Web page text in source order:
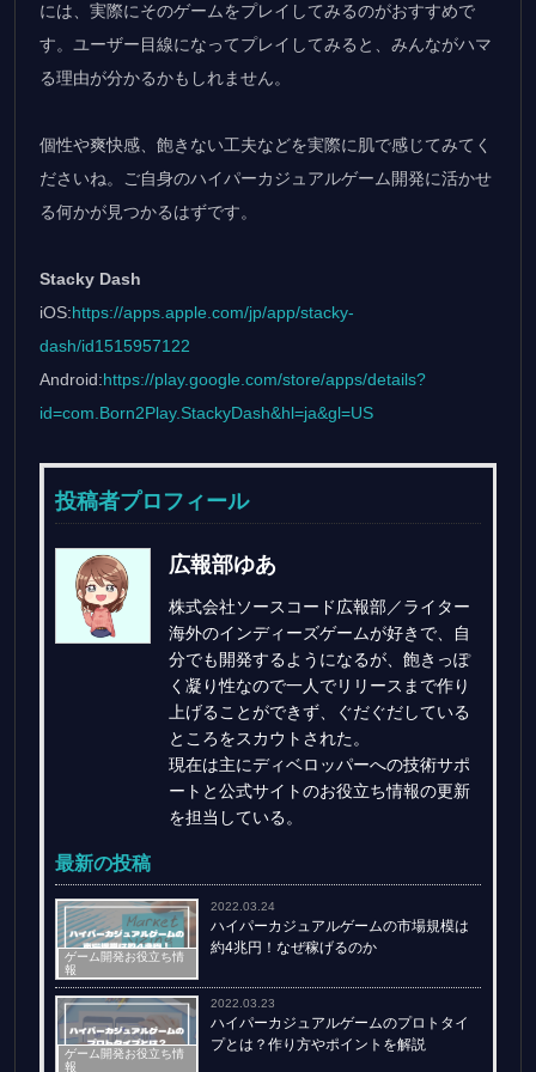
には、実際にそのゲームをプレイしてみるのがおすすめで
す。ユーザー目線になってプレイしてみると、みんながハマ
る理由が分かるかもしれません。
個性や爽快感、飽きない工夫などを実際に肌で感じてみてく
ださいね。ご自身のハイパーカジュアルゲーム開発に活かせ
る何かが見つかるはずです。
Stacky Dash
iOS:https://apps.apple.com/jp/app/stacky-
dash/id1515957122
Android:https://play.google.com/store/apps/details?
id=com.Born2Play.StackyDash&hl=ja&gl=US
投稿者プロフィール
広報部ゆあ
株式会社ソースコード広報部／ライター
海外のインディーズゲームが好きで、自
分でも開発するようになるが、飽きっぽ
く凝り性なので一人でリリースまで作り
上げることができず、ぐだぐだしている
ところをスカウトされた。
現在は主にディベロッパーへの技術サポ
ートと公式サイトのお役立ち情報の更新
を担当している。
最新の投稿
ゲーム開発お役立ち情
報
2022.03.24
ハイパーカジュアルゲームの市場規模は
約4兆円！なぜ稼げるのか
ゲーム開発お役立ち情
報
2022.03.23
ハイパーカジュアルゲームのプロトタイ
プとは？作り方やポイントを解説